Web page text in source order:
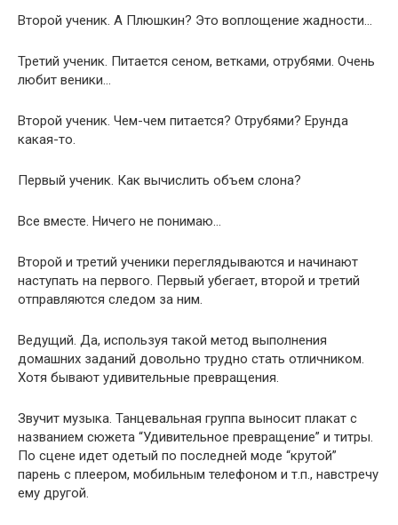
Второй ученик. А Плюшкин? Это воплощение жадности…
Третий ученик. Питается сеном, ветками, отрубями. Очень
любит веники…
Второй ученик. Чем-чем питается? Отрубями? Ерунда
какая-то.
Первый ученик. Как вычислить объем слона?
Все вместе. Ничего не понимаю…
Второй и третий ученики переглядываются и начинают
наступать на первого. Первый убегает, второй и третий
отправляются следом за ним.
Ведущий. Да, используя такой метод выполнения
домашних заданий довольно трудно стать отличником.
Хотя бывают удивительные превращения.
Звучит музыка. Танцевальная группа выносит плакат с
названием сюжета “Удивительное превращение” и титры.
По сцене идет одетый по последней моде “крутой”
парень с плеером, мобильным телефоном и т.п., навстречу
ему другой.